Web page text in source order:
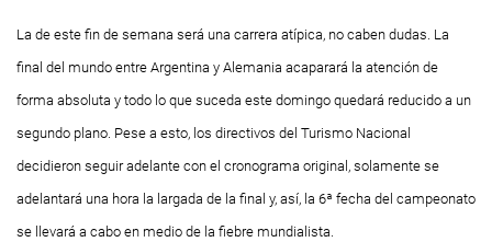
La de este fin de semana será una carrera atípica, no caben dudas. La
final del mundo entre Argentina y Alemania acaparará la atención de
forma absoluta y todo lo que suceda este domingo quedará reducido a un
segundo plano. Pese a esto, los directivos del Turismo Nacional
decidieron seguir adelante con el cronograma original, solamente se
adelantará una hora la largada de la final y, así, la 6ª fecha del campeonato
se llevará a cabo en medio de la fiebre mundialista.